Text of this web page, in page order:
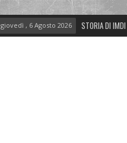
giovedì , 6 Agosto 2026 STORIA DI IMDI